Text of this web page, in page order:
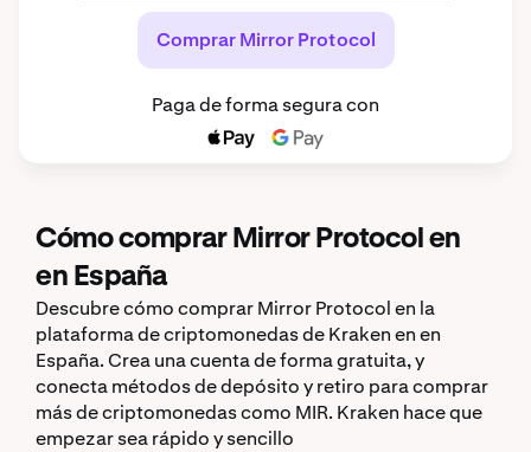
Comprar Mirror Protocol
Paga de forma segura con
Cómo comprar Mirror Protocol en
en España
Descubre cómo comprar Mirror Protocol en la
plataforma de criptomonedas de Kraken en en
España. Crea una cuenta de forma gratuita, y
conecta métodos de depósito y retiro para comprar
más de criptomonedas como MIR. Kraken hace que
empezar sea rápido y sencillo